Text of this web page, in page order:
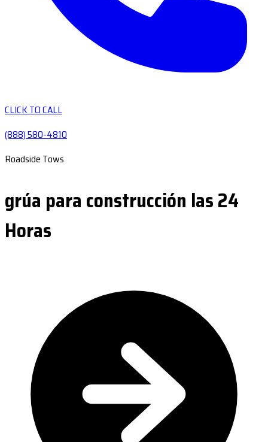
CLICK TO CALL
(888) 580-4810
Roadside Tows
grúa para construcción las 24
Horas